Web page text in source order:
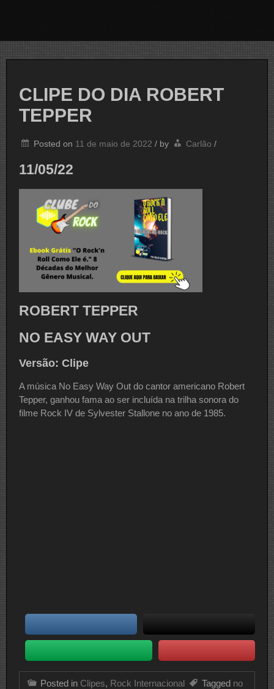
CLIPE DO DIA ROBERT
TEPPER
Posted on 11 de maio de 2022 / by Carlão /
11/05/22
ROBERT TEPPER
NO EASY WAY OUT
Versão: Clipe
A música No Easy Way Out do cantor americano Robert
Tepper, ganhou fama ao ser incluída na trilha sonora do
filme Rock IV de Sylvester Stallone no ano de 1985.
Posted in Clipes, Rock Internacional Tagged no